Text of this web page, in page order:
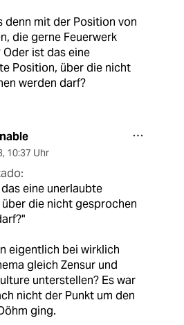
denn mit der Position von
die gerne Feuerwerk
Oder ist das eine
Position, über die nicht
werden darf?
, 10:37 Uhr
eine unerlaubte
die nicht gesprochen
eigentlich bei wirklich
gleich Zensur und
unterstellen? Es war
nicht der Punkt um den
ging.